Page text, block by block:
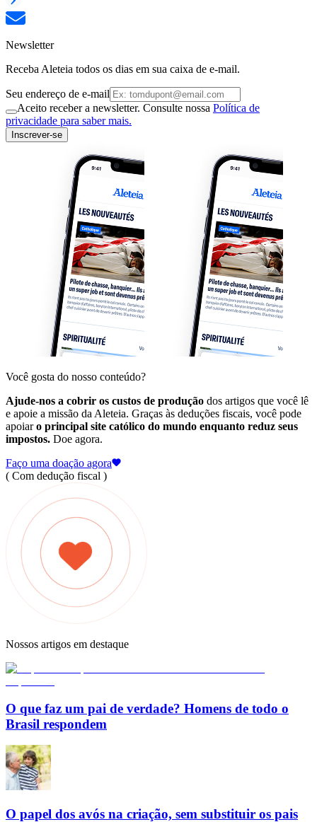
Newsletter
Receba Aleteia todos os dias em sua caixa de e-mail.
Seu endereço de e-mail
Aceito receber a newsletter. Consulte nossa Política de
privacidade para saber mais.
Inscrever-se
Você gosta do nosso conteúdo?
Ajude-nos a cobrir os custos de produção dos artigos que você lê
e apoie a missão da Aleteia. Graças às deduções fiscais, você pode
apoiaro principal site católico do mundo enquanto reduz seus
impostos. Doe agora.
Faço uma doação agora
( Com dedução fiscal )
Nossos artigos em destaque
O que faz um pai de verdade? Homens de todo o
Brasil respondem
O papel dos avós na criação, sem substituir os pais